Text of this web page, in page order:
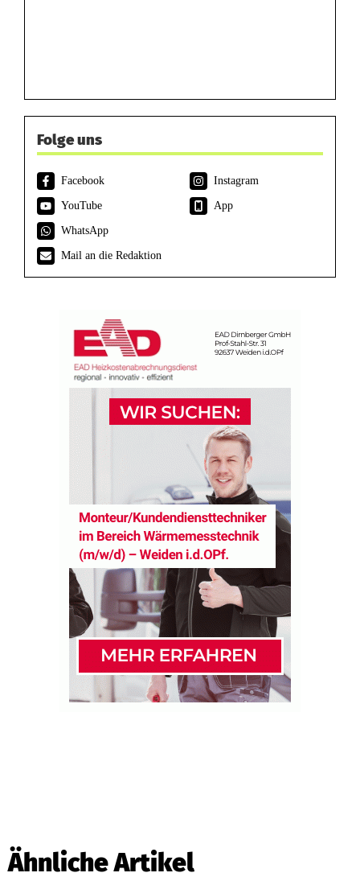
Folge uns
Facebook
Instagram
YouTube
App
WhatsApp
Mail an die Redaktion
Ähnliche Artikel